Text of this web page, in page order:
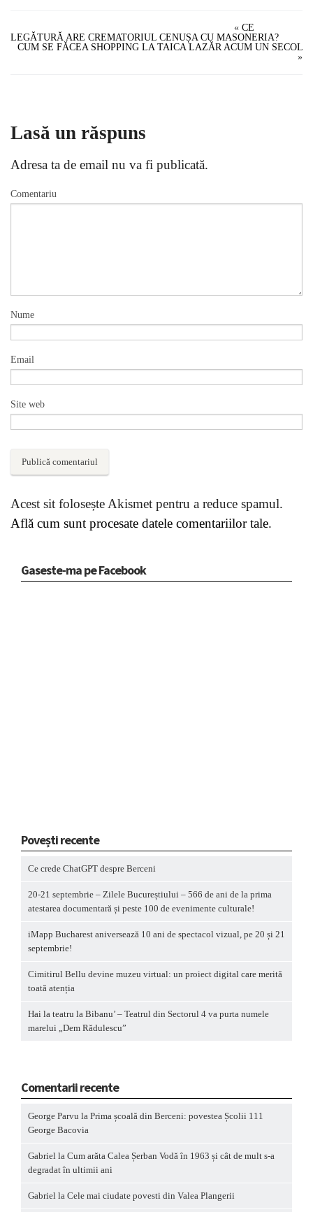
« CE
LEGĂTURĂ ARE CREMATORIUL CENUȘA CU MASONERIA?
CUM SE FĂCEA SHOPPING LA TAICA LAZĂR ACUM UN SECOL
»
Lasă un răspuns
Adresa ta de email nu va fi publicată.
Comentariu
Nume
Email
Site web
Acest sit folosește Akismet pentru a reduce spamul.
Află cum sunt procesate datele comentariilor tale.
Gaseste-ma pe Facebook
Povești recente
Ce crede ChatGPT despre Berceni
20-21 septembrie – Zilele Bucureștiului – 566 de ani de la prima
atestarea documentară și peste 100 de evenimente culturale!
iMapp Bucharest aniversează 10 ani de spectacol vizual, pe 20 și 21
septembrie!
Cimitirul Bellu devine muzeu virtual: un proiect digital care merită
toată atenția
Hai la teatru la Bibanu’ – Teatrul din Sectorul 4 va purta numele
marelui „Dem Rădulescu”
Comentarii recente
George Parvu la Prima școală din Berceni: povestea Școlii 111
George Bacovia
Gabriel la Cum arăta Calea Șerban Vodă în 1963 și cât de mult s-a
degradat în ultimii ani
Gabriel la Cele mai ciudate povesti din Valea Plangerii